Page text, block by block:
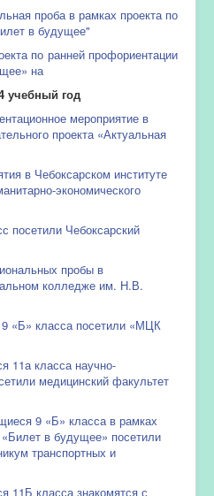
проба в рамках проекта по
в будущее"
по ранней профориентации
на
учебный год
мероприятие в
проекта «Актуальная
в Чебоксарском институте
экономического
посетили Чебоксарский
пробы в
колледже им. Н.В.
9 «Б» класса посетили «МЦК
11а класса научно-
медицинский факультет
9 «Б» класса в рамках
в будущее» посетили
транспортных и
11Б класса знакомятся с